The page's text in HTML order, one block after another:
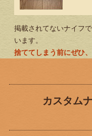
掲載されてないナイフ
います。
捨ててしまう前にぜひ
カスタム